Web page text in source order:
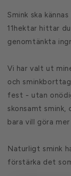
Smink ska
11hektar hittar
genomtänkta
Vi har valt ut
och
fest - utan
skonsamt smink,
bara vill göra
Naturligt smink
förstärka det